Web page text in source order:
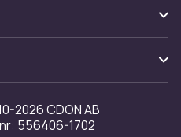
2026 CDON AB
556406-1702